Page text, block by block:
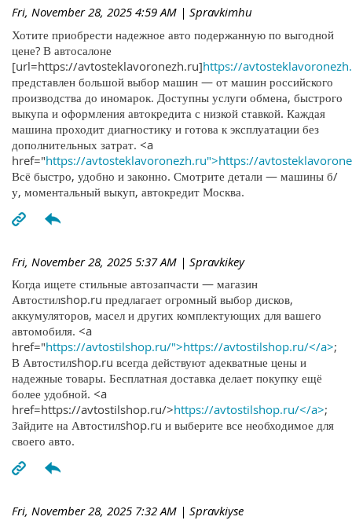
Fri, November 28, 2025 4:59 AM | Spravkimhu
Хотите приобрести надежное авто подержанную по выгодной
цене? В автосалоне
[url=https://avtosteklavoronezh.ru]https://
представлен большой выбор машин — от машин российского
производства до иномарок. Доступны услуги обмена, быстрого
выкупа и оформления автокредита с низкой ставкой. Каждая
машина проходит диагностику и готова к эксплуатации без
дополнительных затрат. <a
href="https://avtosteklavoronezh.ru">https://
Всё быстро, удобно и законно. Смотрите детали — машины б/
у, моментальный выкуп, автокредит Москва.
Fri, November 28, 2025 5:37 AM | Spravkikey
Когда ищете стильные автозапчасти — магазин
Автостилshop.ru предлагает огромный выбор дисков,
аккумуляторов, масел и других комплектующих для вашего
автомобиля. <a
href="https://avtostilshop.ru/">https://avtostilshop.ru/</a>;
В Автостилshop.ru всегда действуют адекватные цены и
надежные товары. Бесплатная доставка делает покупку ещё
более удобной. <a
href=https://avtostilshop.ru/>https://avtostilshop.ru/</a>;
Зайдите на Автостилshop.ru и выберите все необходимое для
своего авто.
Fri, November 28, 2025 7:32 AM | Spravkiyse